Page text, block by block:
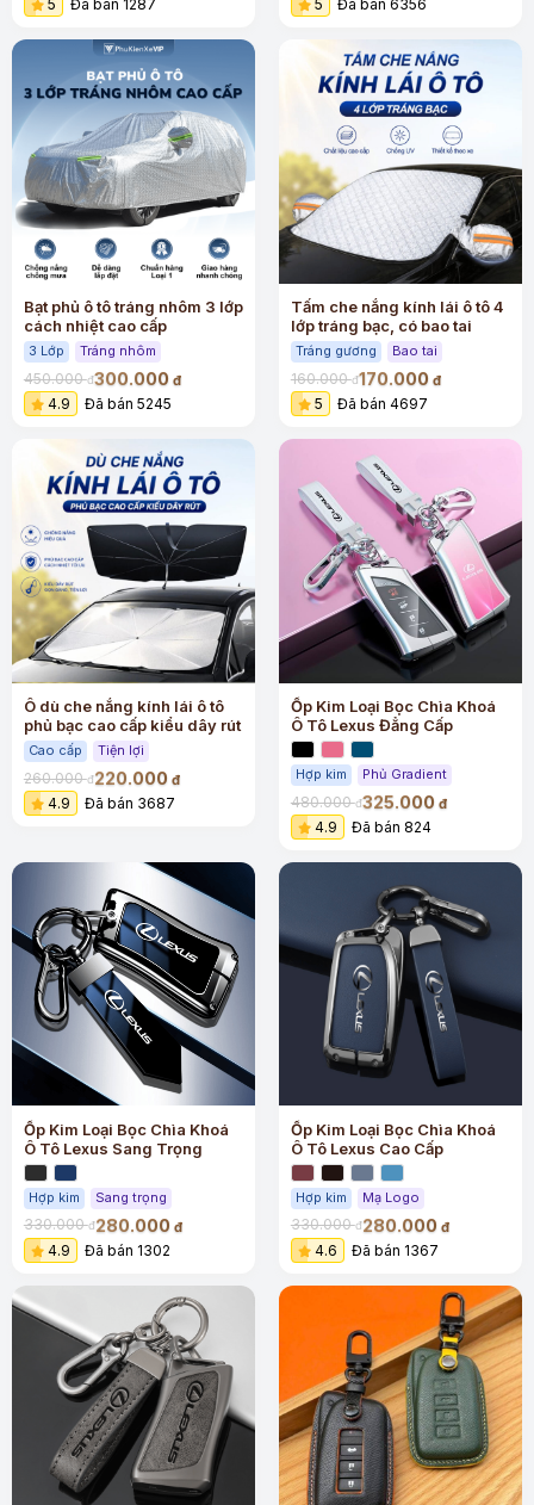
5 Đã bán 1287 5 Đã bán 6356
Bạt phủ ô tô tráng nhôm 3 lớp
cách nhiệt cao cấp
3 Lớp Tráng nhôm
450.000đ300.000 đ
4.9 Đã bán 5245
Tấm che nắng kính lái ô tô 4
lớp tráng bạc, có bao tai
Tráng gương Bao tai
160.000đ170.000 đ
5 Đã bán 4697
Ô dù che nắng kính lái ô tô
phủ bạc cao cấp kiểu dây rút
Cao cấp Tiện lợi
260.000đ220.000 đ
4.9 Đã bán 3687
Ốp Kim Loại Bọc Chìa Khoá
Ô Tô Lexus Đẳng Cấp
Hợp kim Phủ Gradient
480.000đ325.000 đ
4.9 Đã bán 824
Ốp Kim Loại Bọc Chìa Khoá
Ô Tô Lexus Sang Trọng
Hợp kim Sang trọng
330.000đ280.000 đ
4.9 Đã bán 1302
Ốp Kim Loại Bọc Chìa Khoá
Ô Tô Lexus Cao Cấp
Hợp kim Mạ Logo
330.000đ280.000 đ
4.6 Đã bán 1367